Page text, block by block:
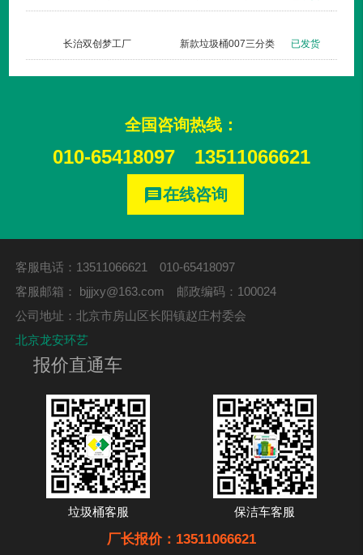
长治双创梦工厂 新款垃圾桶007三分类 已发货
全国咨询热线：
010-65418097 13511066621
message在线咨询
客服电话：13511066621 010-65418097
客服邮箱： bjjjxy@163.com 邮政编码：100024
公司地址：北京市房山区长阳镇赵庄村委会
北京龙安环艺
报价直通车
垃圾桶客服 保洁车客服
厂长报价：13511066621